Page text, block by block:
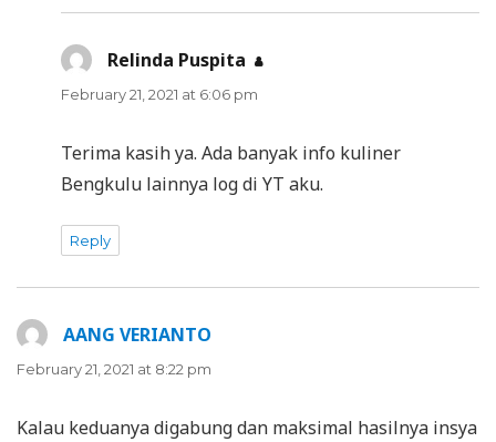
Relinda Puspita says:
February 21, 2021 at 6:06 pm
Terima kasih ya. Ada banyak info kuliner
Bengkulu lainnya log di YT aku.
Reply
AANG VERIANTO
February 21, 2021 at 8:22 pm
Kalau keduanya digabung dan maksimal hasilnya insya